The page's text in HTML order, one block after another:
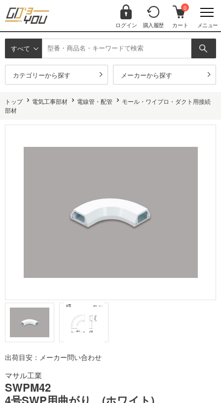
ログイン 購入履歴
0
カート メニュー
すべて
カテゴリーから探す メーカーから探す
トップ 電気工事部材 電線管・配管
モール・ワイプロ・ダクト用接続
部材
出荷目安：メーカー問い合わせ
マサル工業
SWPM42